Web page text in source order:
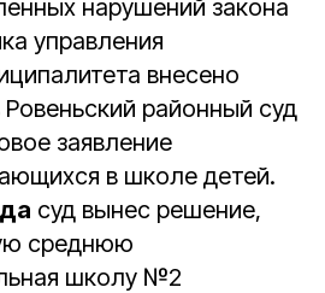
нарушений закона
управления
внесено
районный суд
заявление
в школе детей.
суд вынес решение,
среднюю
школу №2